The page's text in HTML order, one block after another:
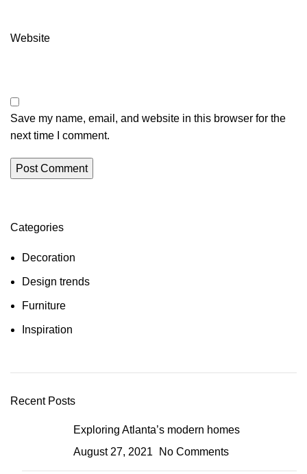
Website
Save my name, email, and website in this browser for the
next time I comment.
Categories
Decoration
Design trends
Furniture
Inspiration
Recent Posts
Exploring Atlanta’s modern homes
August 27, 2021
No Comments